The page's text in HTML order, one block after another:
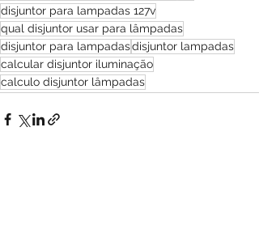
disjuntor para lampadas 127v
qual disjuntor usar para lâmpadas
disjuntor para lampadasdisjuntor lampadas
calcular disjuntor iluminação
calculo disjuntor lâmpadas